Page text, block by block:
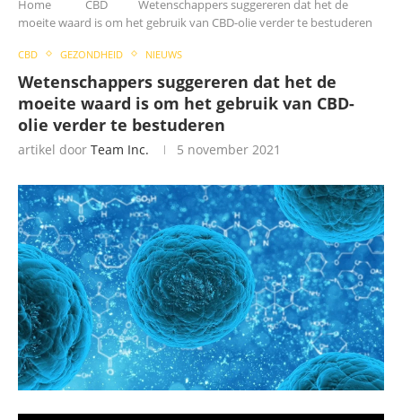
Home CBD
Wetenschappers suggereren dat het de
moeite waard is om het gebruik van CBD-olie verder te bestuderen
CBD GEZONDHEID NIEUWS
Wetenschappers suggereren dat het de
moeite waard is om het gebruik van CBD-
olie verder te bestuderen
artikel door Team Inc. 5 november 2021